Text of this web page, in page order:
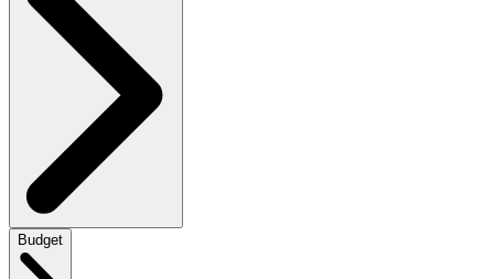
Budget